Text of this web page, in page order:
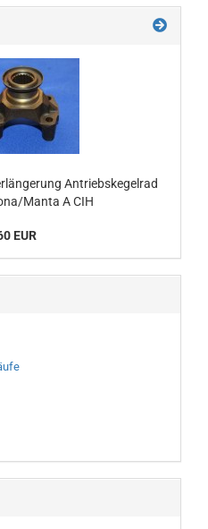
Antriebskegelrad
Manta A CIH
EUR